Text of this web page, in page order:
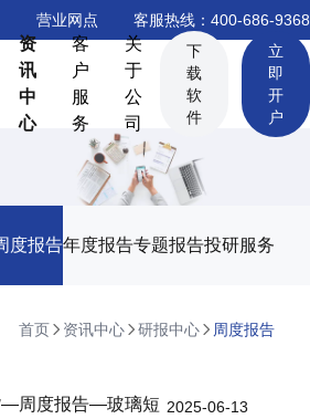
营业网点 客服热线：400-686-9368
资
讯
中
心
客
户
服
务
关
于
公
司
下
载
软
件
立
即
开
户
度报告年度报告专题报告投研服务
首页 资讯中心 研报中心 周度报告
—周度报告—玻璃短 2025-06-13